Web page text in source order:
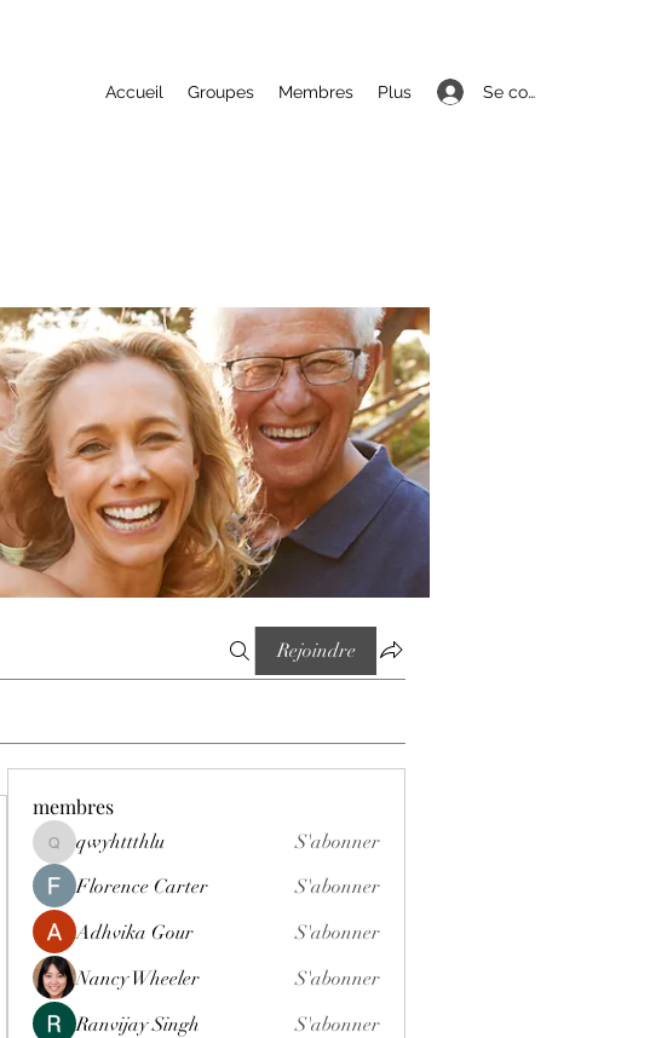
Accueil Groupes Membres Plus Se connecter
Rejoindre
membres
qwyhttthlu
qwyhttthlu
S'abonner
Florence Carter
S'abonner
Adhvika Gour
S'abonner
Nancy Wheeler
S'abonner
Ranvijay Singh
S'abonner